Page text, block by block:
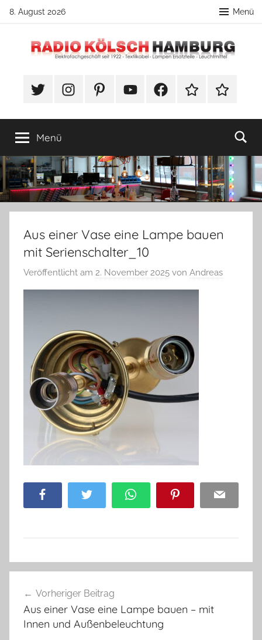
Zum
springen
8. August 2026 Menü
Radio
Hamburg
Lampenbau
#TwitterInstagramPinterestYouTubeFacebookTikTok Webshop
Menü
Aus einer Vase eine Lampe bauen
mit Serienschalter_10
Veröffentlicht am 2. November 2025 von Andreas
Facebook Twitter WhatsApp Pinterest Email
Vorheriger Beitrag
Aus einer Vase eine Lampe bauen – mit
Innen und Außenbeleuchtung